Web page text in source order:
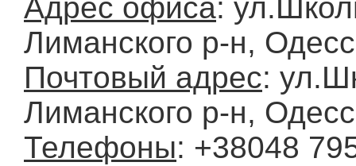
Адрес офиса:
Лиманского р-н,
Почтовый адрес:
Лиманского р-н,
Телефоны: +38048